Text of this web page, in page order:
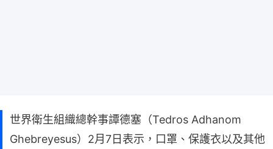
世界衛生組織總幹事譚德塞（Tedros Adhanom
Ghebreyesus）2月7日表示，口罩、保護衣以及其他